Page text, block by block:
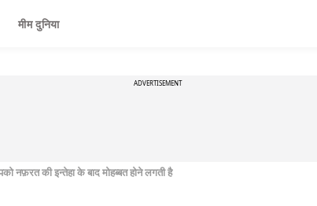
मीम दुनिया
ADVERTISEMENT
नफ़रत की इन्तेहा के बाद मोहब्बत होने लगती है